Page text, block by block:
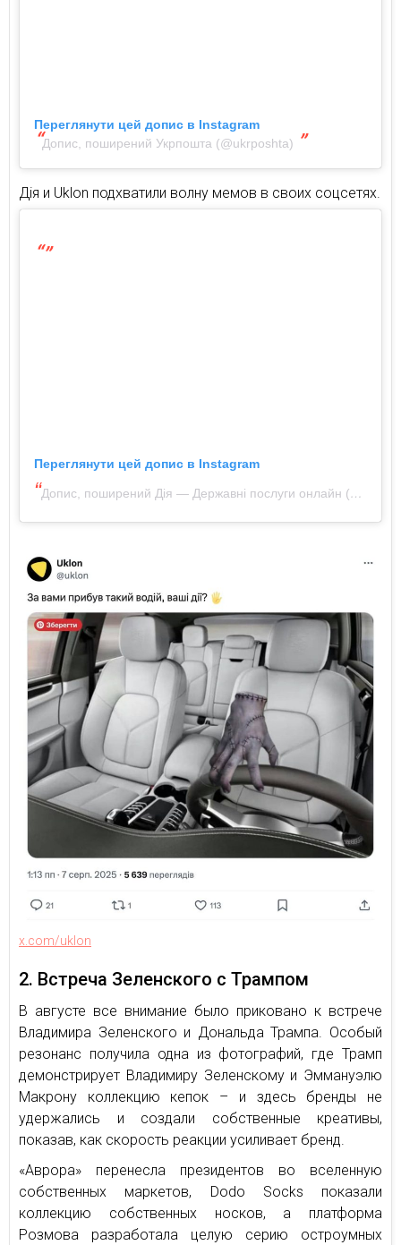
Переглянути цей допис в Instagram
Допис, поширений Укрпошта (@ukrposhta)
Дія и Uklon подхватили волну мемов в своих соцсетях.
Переглянути цей допис в Instagram
Допис, поширений Дія — Державні послуги онлайн (@diia.gov.ua)
x.com/uklon
2. Встреча Зеленского с Трампом
В августе все внимание было приковано к встрече
Владимира Зеленского и Дональда Трампа. Особый
резонанс получила одна из фотографий, где Трамп
демонстрирует Владимиру Зеленскому и Эммануэлю
Макрону коллекцию кепок – и здесь бренды не
удержались и создали собственные креативы,
показав, как скорость реакции усиливает бренд.
«Аврора» перенесла президентов во вселенную
собственных маркетов, Dodo Socks показали
коллекцию собственных носков, а платформа
Розмова разработала целую серию остроумных